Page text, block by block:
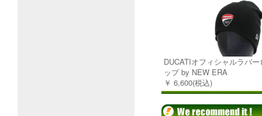
DUCATIオフィシャルラバ
ップ by NEW ERA
￥ 6,600(税込)